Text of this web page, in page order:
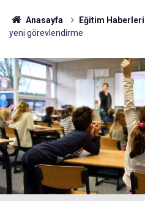
Anasayfa Eğitim Haberleri
yeni görevlendirme